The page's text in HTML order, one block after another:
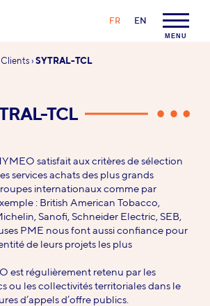
MENU
LANGAGE :
FR EN
Clients›SYTRAL-TCL
TCL
satisfait aux critères de sélection
services achats des plus grands
internationaux comme par
: British American Tobacco,
Sanofi, Schneider Electric, SEB,
PME nous font aussi confiance pour
de leurs projets les plus
est régulièrement retenu par les
ou les collectivités territoriales dans le
d’appels d’offre publics.